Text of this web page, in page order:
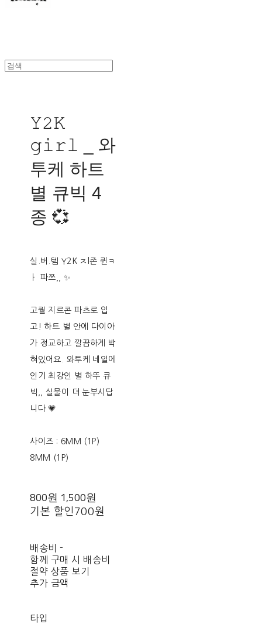
𝚈𝟸𝙺
𝚐𝚒𝚛𝚕 _ 와
투케 하트
별 큐빅 4
종 💞
실.버.템 Y2K ㅈl존 퀸ㅋ
ㅏ 파쯔,, ✨
고퀄 지르콘 파츠로 입
고! 하트 별 안에 다이아
가 정교하고 깔끔하게 박
혀있어요. 와투케 네일에
인기 최강인 별 하뚜 큐
빅,, 실물이 더 눈부시답
니다 💗
사이즈 : 6MM (1P)
8MM (1P)
800원 1,500원
기본 할인 700원
배송비 -
함께 구매 시 배송비
절약 상품 보기
추가 금액
타입